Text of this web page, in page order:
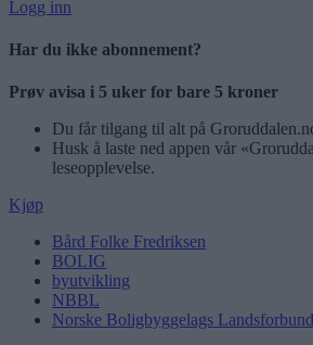
Logg inn
Har du ikke abonnement?
Prøv avisa i 5 uker for bare 5 kroner
Du får tilgang til alt på
Husk å laste ned appen vår
leseopplevelse.
Kjøp
Bård Folke Fredriksen
BOLIG
byutvikling
NBBL
Norske Boligbyggelags Landsforbund